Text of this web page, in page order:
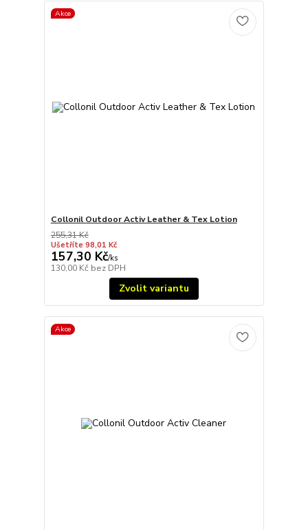
Akce
Collonil Outdoor Activ Leather & Tex Lotion
255,31 Kč
Ušetříte 98,01 Kč
157,30 Kč/ks
130,00 Kč bez DPH
Zvolit variantu
Akce